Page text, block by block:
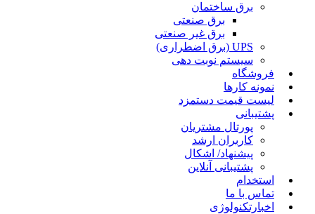
برق ساختمان
برق صنعتی
برق غیر صنعتی
UPS (برق اضطراری)
سیستم نوبت دهی
فروشگاه
نمونه کارها
لیست قیمت دستمزد
پشتیبانی
پورتال مشتریان
کاربران ارشد
پیشنهاد/ اشکال
پشتیبانی آنلاین
استخدام
تماس با ما
اخبارتکنولوژی